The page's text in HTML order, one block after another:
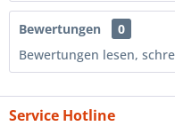
Bewertungen
0
Bewertungen lesen,
Service Hotline